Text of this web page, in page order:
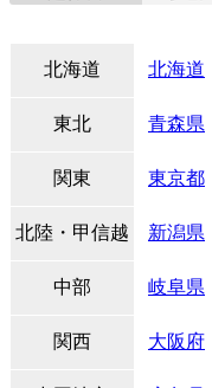
北海道 北海道
東北 青森県
関東 東京都
北陸・甲信越 新潟県
中部 岐阜県
関西 大阪府